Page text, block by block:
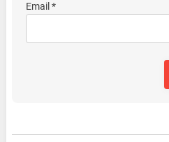
Email *